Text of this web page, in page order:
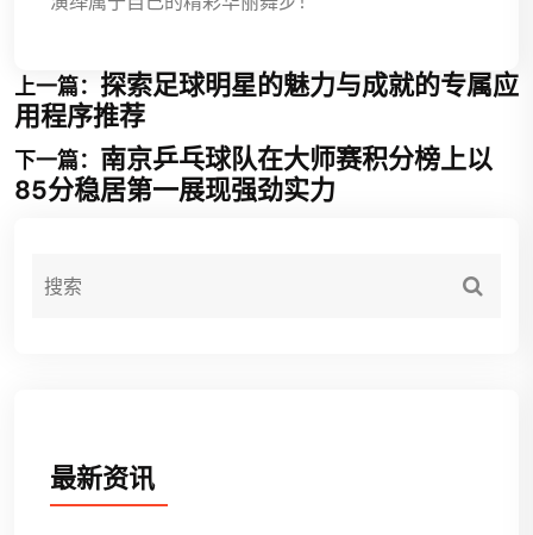
上一篇： 探索足球明星的魅力与成就的专属应
用程序推荐
下一篇： 南京乒乓球队在大师赛积分榜上以
85分稳居第一展现强劲实力
最新资讯